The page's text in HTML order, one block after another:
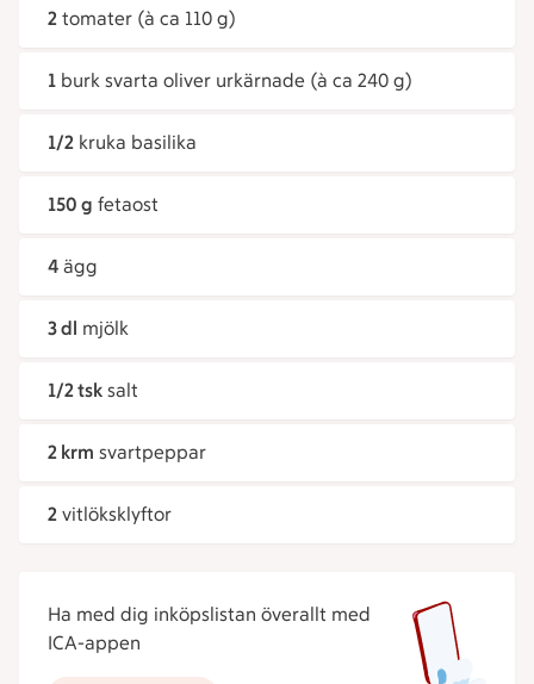
2 tomater (à ca 110 g)
1 burk svarta oliver urkärnade (à ca 240 g)
1/2 kruka basilika
150 g fetaost
4 ägg
3 dl mjölk
1/2 tsk salt
2 krm svartpeppar
2 vitlöksklyftor
Ha med dig inköpslistan överallt med
ICA-appen